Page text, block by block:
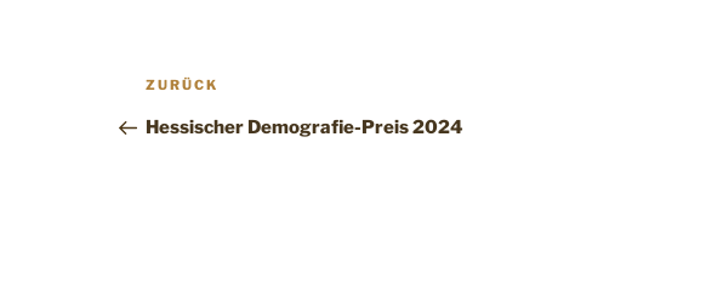
Beitragsnavigation
Vorheriger
ZURÜCK
Hessischer Demografie-Preis 2024